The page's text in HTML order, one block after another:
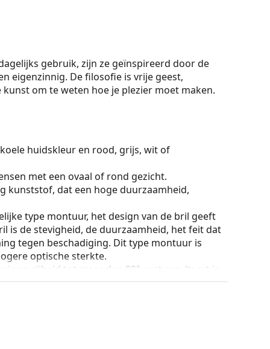
gebruik, zijn ze geïnspireerd door de
eigenzinnig. De filosofie is vrije geest,
om te weten hoe je plezier moet maken.
huidskleur en rood, grijs, wit of
met een ovaal of rond gezicht.
kunststof, dat een hoge duurzaamheid,
type montuur, het design van de bril geeft
is de stevigheid, de duurzaamheid, het feit dat
tegen beschadiging. Dit type montuur is
optische sterkte.
tot meer dan 90°, wat resulteert in
tegen schade en behouden langer de juiste
de koker en het ontwerp kunnen variëren.